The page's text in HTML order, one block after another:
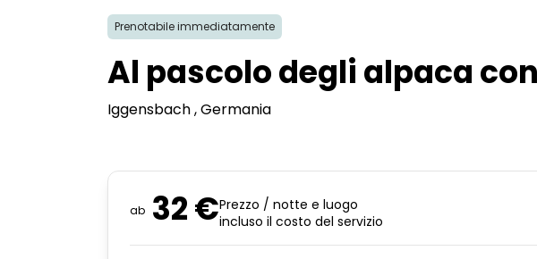
Prenotabile immediatamente
Al pascolo degli alpaca
Iggensbach, Germania
ab 32 €Prezzo / notte e luogo
incluso il costo del servizio